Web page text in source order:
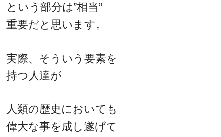
という部分は”相当”
重要だと思います。
実際、そういう要素を
持つ人達が
人類の歴史においても
偉大な事を成し遂げて